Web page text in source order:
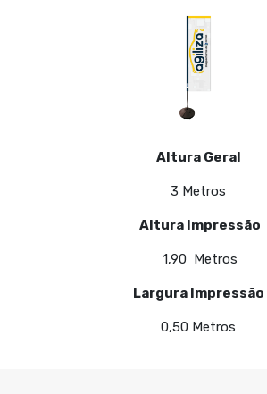
Altura Geral
3 Metros
Altura Impressão
1,90 Metros
Largura Impressão
0,50 Metros